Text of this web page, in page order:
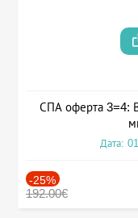
СПА оферта 3=4:
Дата:
-25%
192.00€